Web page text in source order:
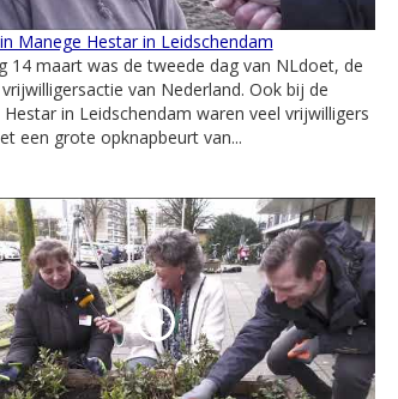
Manege Hestar in Leidschendam
14 maart was de tweede dag van NLdoet, de
van Nederland. Ook bij de
in Leidschendam waren veel vrijwilligers
een grote opknapbeurt van...